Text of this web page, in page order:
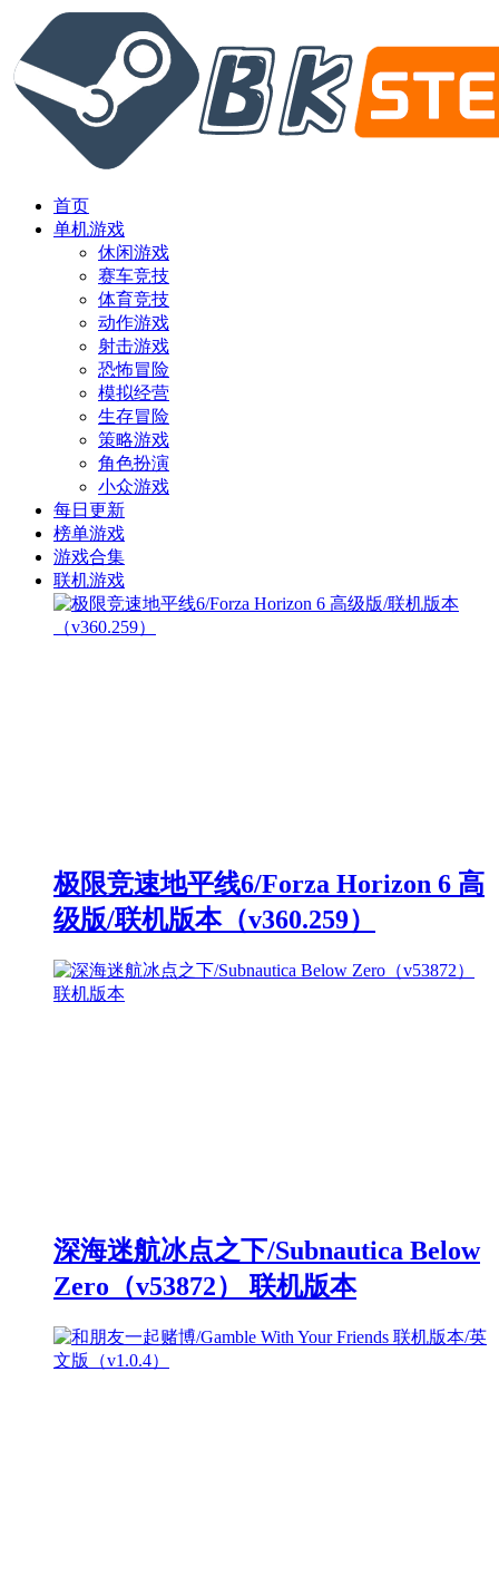
首页
单机游戏
休闲游戏
赛车竞技
体育竞技
动作游戏
射击游戏
恐怖冒险
模拟经营
生存冒险
策略游戏
角色扮演
小众游戏
每日更新
榜单游戏
游戏合集
联机游戏
极限竞速地平线6/Forza Horizon 6 高
级版/联机版本（v360.259）
深海迷航冰点之下/Subnautica Below
Zero（v53872） 联机版本